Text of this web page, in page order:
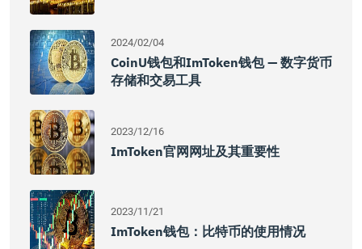
2024/02/04
CoinU钱包和imToken钱包 — 数字货币
存储和交易工具
2023/12/16
ImToken官网网址及其重要性
2023/11/21
ImToken钱包：比特币的使用情况